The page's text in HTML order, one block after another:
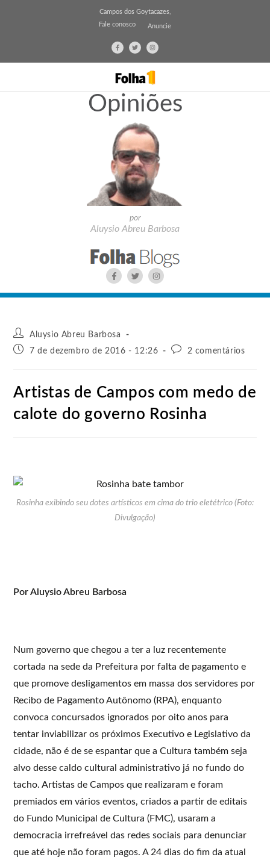
Campos dos Goytacazes,
Fale conosco
Anuncie
Opiniões
por
Aluysio Abreu Barbosa
Aluysio Abreu Barbosa
7 de dezembro de 2016 - 12:26
2 comentários
Artistas de Campos com medo de
calote do governo Rosinha
Rosinha exibindo seu dotes artísticos em cima do trio eletétrico (Foto:
Divulgação)
Por Aluysio Abreu Barbosa
Num governo que chegou a ter a luz recentemente
cortada na sede da Prefeitura por falta de pagamento e
que promove desligamentos em massa dos servidores por
Recibo de Pagamento Autônomo (RPA), enquanto
convoca concursados ignorados por oito anos para
tentar inviabilizar os próximos Executivo e Legislativo da
cidade, não é de se espantar que a Cultura também seja
alvo desse caldo cultural administrativo já no fundo do
tacho. Artistas de Campos que realizaram e foram
premiados em vários eventos, criados a partir de editais
do Fundo Municipal de Cultura (FMC), usaram a
democracia irrefreável das redes sociais para denunciar
que até hoje não foram pagos. A 24 dias do fim da atual